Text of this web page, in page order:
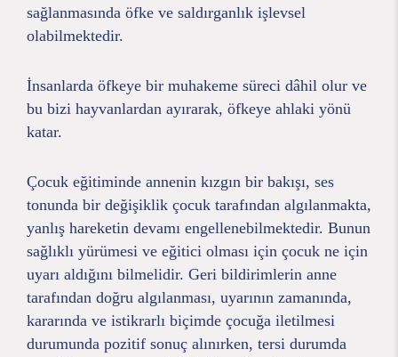
sağlanmasında öfke ve saldırganlık işlevsel
olabilmektedir.
İnsanlarda öfkeye bir muhakeme süreci dâhil olur ve
bu bizi hayvanlardan ayırarak, öfkeye ahlaki yönü
katar.
Çocuk eğitiminde annenin kızgın bir bakışı, ses
tonunda bir değişiklik çocuk tarafından algılanmakta,
yanlış hareketin devamı engellenebilmektedir. Bunun
sağlıklı yürümesi ve eğitici olması için çocuk ne için
uyarı aldığını bilmelidir. Geri bildirimlerin anne
tarafından doğru algılanması, uyarının zamanında,
kararında ve istikrarlı biçimde çocuğa iletilmesi
durumunda pozitif sonuç alınırken, tersi durumda